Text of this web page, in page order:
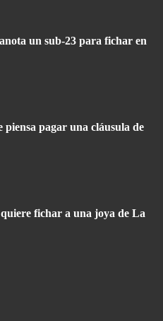
un sub-23 para fichar en
piensa pagar una cláusula de
fichar a una joya de La